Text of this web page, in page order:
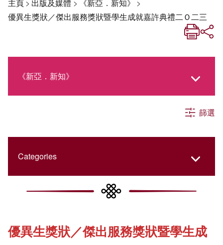
主頁> 出版及媒體 > 《新亞．新知》 >
優異生獎狀／傑出服務獎狀暨學生成就嘉許典禮二Ｏ二三
《新亞．新知》
社交媒體專欄
《新亞簡訊》
《新亞書院概覽》
篩選
Categories
College Updates
Cultural Topics
優異生獎狀／傑出服務獎狀暨學生成